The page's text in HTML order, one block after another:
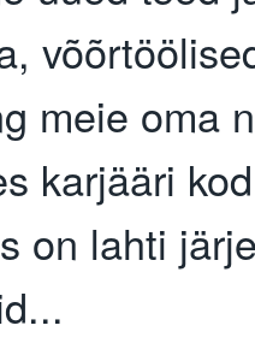
meie oma
karjääri
on lahti